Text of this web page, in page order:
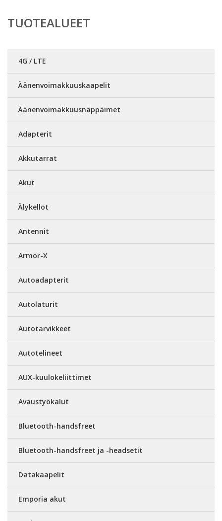
TUOTEALUEET
4G / LTE
Äänenvoimakkuuskaapelit
Äänenvoimakkuusnäppäimet
Adapterit
Akkutarrat
Akut
Älykellot
Antennit
Armor-X
Autoadapterit
Autolaturit
Autotarvikkeet
Autotelineet
AUX-kuulokeliittimet
Avaustyökalut
Bluetooth-handsfreet
Bluetooth-handsfreet ja -headsetit
Datakaapelit
Emporia akut